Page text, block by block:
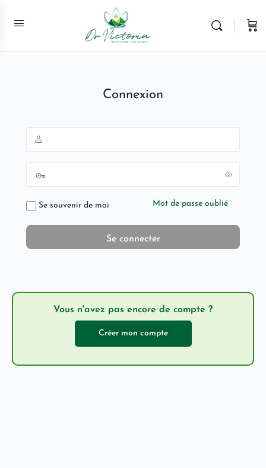
Connexion
Se souvenir de moi Mot de passe oublié
Vous n'avez pas encore de compte ?
Créer mon compte